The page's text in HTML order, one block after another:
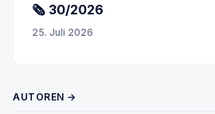
🗞 30/2026
25. Juli 2026
AUTOREN →